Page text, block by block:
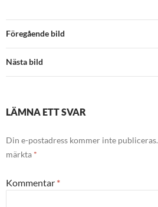
Föregående bild
Nästa bild
LÄMNA ETT SVAR
Din e-postadress kommer inte publiceras.
märkta *
Kommentar *